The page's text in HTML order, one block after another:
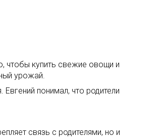
чтобы купить свежие овощи и
урожай.
понимал, что родители
связь с родителями, но и